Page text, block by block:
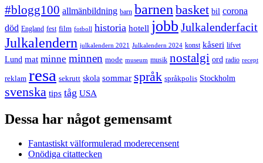
#blogg100 allmänbildning barn barnen basket bil corona
död England fest film fotboll historia hotell jobb Julkalenderfacit
Julkalendern julkalendern 2021 Julkalendern 2024 konst kåseri lifvet
Lund mat minne minnen mode museum musik nostalgi ord radio recept
reklam resa sekrutt skola sommar språk språkpolis Stockholm
svenska tips tåg USA
Dessa har något gemensamt
Fantastiskt välformulerad moderecensent
Onödiga citattecken